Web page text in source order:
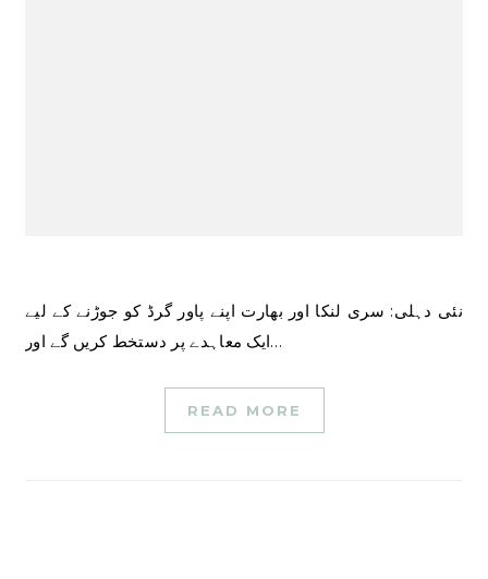
نئی دہلی: سری لنکا اور بھارت اپنے پاور گرڈ کو جوڑنے کے لیے
ایک معاہدے پر دستخط کریں گے اور…
READ MORE